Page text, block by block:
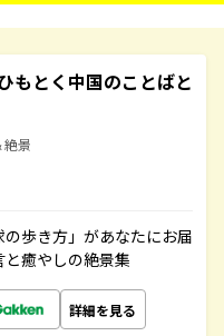
もとく中国のことばと
絶景
歩き方」があなたにお届
癒やしの絶景集
詳細を見る